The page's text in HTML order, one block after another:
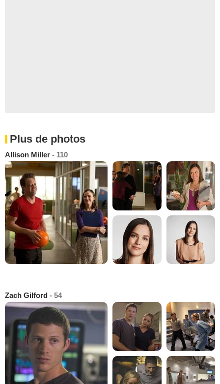
Plus de photos
Allison Miller - 110
Zach Gilford - 54